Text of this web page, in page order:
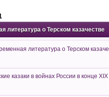
литература о Терском казачестве
литература о Терском
казаки в войнах России в конце